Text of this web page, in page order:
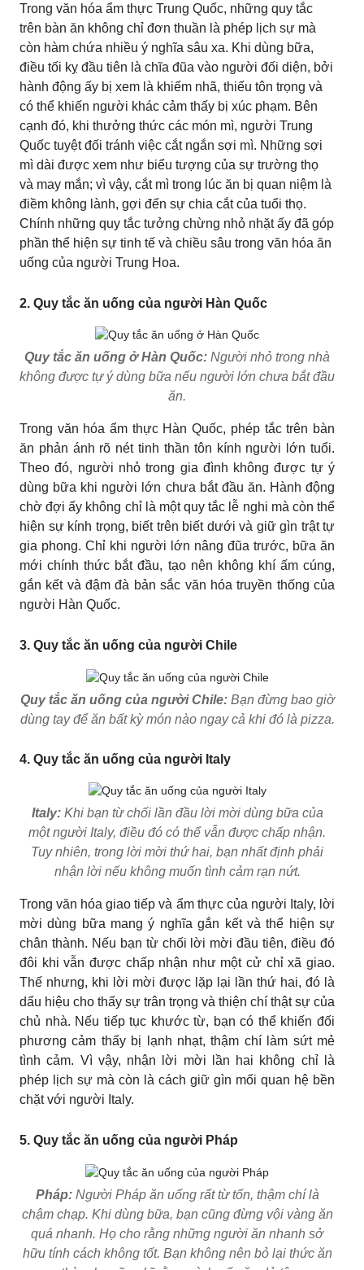
Trong văn hóa ẩm thực Trung Quốc, những quy tắc
trên bàn ăn không chỉ đơn thuần là phép lịch sự mà
còn hàm chứa nhiều ý nghĩa sâu xa. Khi dùng bữa,
điều tối kỵ đầu tiên là chĩa đũa vào người đối diện, bởi
hành động ấy bị xem là khiếm nhã, thiếu tôn trọng và
có thể khiến người khác cảm thấy bị xúc phạm. Bên
cạnh đó, khi thưởng thức các món mì, người Trung
Quốc tuyệt đối tránh việc cắt ngắn sợi mì. Những sợi
mì dài được xem như biểu tượng của sự trường thọ
và may mắn; vì vậy, cắt mì trong lúc ăn bị quan niệm là
điềm không lành, gợi đến sự chia cắt của tuổi thọ.
Chính những quy tắc tưởng chừng nhỏ nhặt ấy đã góp
phần thể hiện sự tinh tế và chiều sâu trong văn hóa ăn
uống của người Trung Hoa.
2. Quy tắc ăn uống của người Hàn Quốc
Quy tắc ăn uống ở Hàn Quốc: Người nhỏ trong nhà
không được tự ý dùng bữa nếu người lớn chưa bắt đầu
ăn.
Trong văn hóa ẩm thực Hàn Quốc, phép tắc trên bàn
ăn phản ánh rõ nét tinh thần tôn kính người lớn tuổi.
Theo đó, người nhỏ trong gia đình không được tự ý
dùng bữa khi người lớn chưa bắt đầu ăn. Hành động
chờ đợi ấy không chỉ là một quy tắc lễ nghi mà còn thể
hiện sự kính trọng, biết trên biết dưới và giữ gìn trật tự
gia phong. Chỉ khi người lớn nâng đũa trước, bữa ăn
mới chính thức bắt đầu, tạo nên không khí ấm cúng,
gắn kết và đậm đà bản sắc văn hóa truyền thống của
người Hàn Quốc.
3. Quy tắc ăn uống của người Chile
Quy tắc ăn uống của người Chile:Bạn đừng bao giờ
dùng tay để ăn bất kỳ món nào ngay cả khi đó là pizza.
4. Quy tắc ăn uống của người Italy
Italy:Khi bạn từ chối lần đầu lời mời dùng bữa của
một người Italy, điều đó có thể vẫn được chấp nhận.
Tuy nhiên, trong lời mời thứ hai, bạn nhất định phải
nhận lời nếu không muốn tình cảm rạn nứt.
Trong văn hóa giao tiếp và ẩm thực của người Italy, lời
mời dùng bữa mang ý nghĩa gắn kết và thể hiện sự
chân thành. Nếu bạn từ chối lời mời đầu tiên, điều đó
đôi khi vẫn được chấp nhận như một cử chỉ xã giao.
Thế nhưng, khi lời mời được lặp lại lần thứ hai, đó là
dấu hiệu cho thấy sự trân trọng và thiện chí thật sự của
chủ nhà. Nếu tiếp tục khước từ, bạn có thể khiến đối
phương cảm thấy bị lạnh nhạt, thậm chí làm sứt mẻ
tình cảm. Vì vậy, nhận lời mời lần hai không chỉ là
phép lịch sự mà còn là cách giữ gìn mối quan hệ bền
chặt với người Italy.
5. Quy tắc ăn uống của người Pháp
Pháp:Người Pháp ăn uống rất từ tốn, thậm chí là
chậm chạp. Khi dùng bữa, bạn cũng đừng vội vàng ăn
quá nhanh. Họ cho rằng những người ăn nhanh sở
hữu tính cách không tốt. Bạn không nên bỏ lại thức ăn